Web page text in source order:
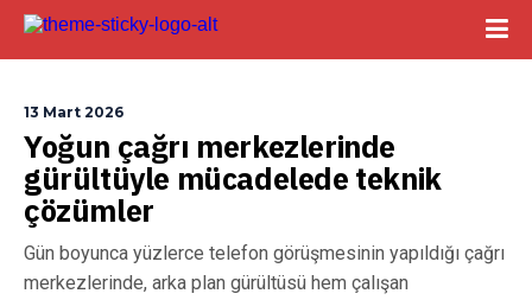
13 Mart 2026
Yoğun çağrı merkezlerinde
gürültüyle mücadelede teknik
çözümler
Gün boyunca yüzlerce telefon görüşmesinin yapıldığı çağrı
merkezlerinde, arka plan gürültüsü hem çalışan